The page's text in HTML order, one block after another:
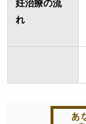
妊治療の流
れ